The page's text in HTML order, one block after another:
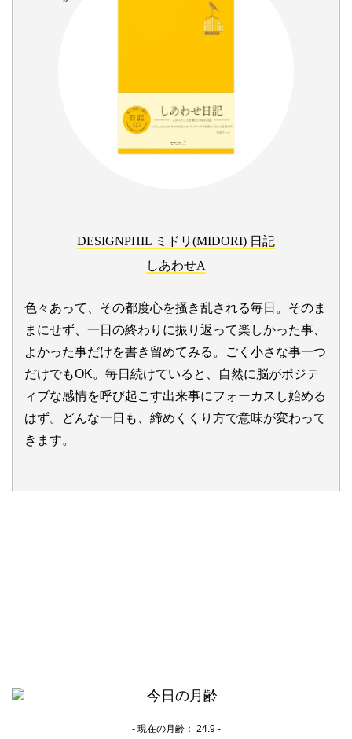
DESIGNPHIL ミドリ(MIDORI) 日記
しあわせA
色々あって、その都度心を掻き乱される毎日。そのま
まにせず、一日の終わりに振り返って楽しかった事、
よかった事だけを書き留めてみる。ごく小さな事一つ
だけでもOK。毎日続けていると、自然に脳がポジテ
ィブな感情を呼び起こす出来事にフォーカスし始める
はず。どんな一日も、締めくくり方で意味が変わって
きます。
- 現在の月齢： 24.9 -